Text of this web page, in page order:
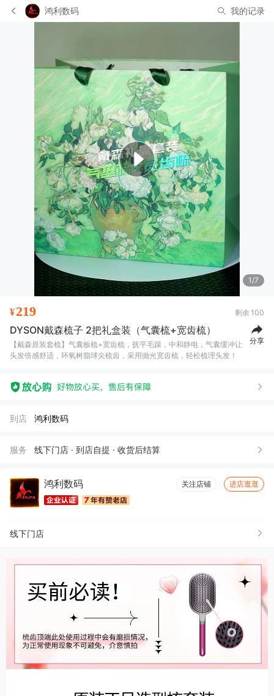
鸿利数码 我的记录
1/7
¥219 剩余 100
DYSON戴森梳子 2把礼盒装（气囊梳+宽齿梳）
【戴森原装套梳】气囊板梳+宽齿梳，抚平毛躁，中和静电，气囊缓冲让
头发倍感舒适，环氧树脂球尖梳齿，采用抛光宽齿梳，轻松梳理头发！
分享
到店 鸿利数码
服务 线下门店 · 到店自提 · 收货后结算
鸿利数码 关注店铺 进店逛逛
线下门店